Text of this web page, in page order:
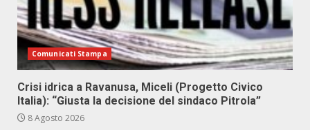
Comunicati Stampa
Crisi idrica a Ravanusa, Miceli (Progetto Civico
Italia): “Giusta la decisione del sindaco Pitrola”
8 Agosto 2026